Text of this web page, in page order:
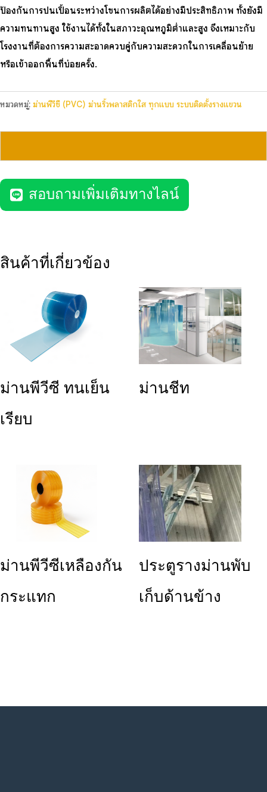
ป้องกันการปนเปื้อนระหว่างโซนการผลิตได้อย่างมีประสิทธิภาพ ทั้งยังมี
ความทนทานสูง ใช้งานได้ทั้งในสภาวะอุณหภูมิต่ำและสูง จึงเหมาะกับ
โรงงานที่ต้องการความสะอาดควบคู่กับความสะดวกในการเคลื่อนย้าย
หรือเข้าออกพื้นที่บ่อยครั้ง.
หมวดหมู่: ม่านพีวีซี (PVC) ม่านริ้วพลาสติกใส ทุกแบบ ระบบติดตั้งรางแขวน
สอบถามเพิ่มเติมทางไลน์
สินค้าที่เกี่ยวข้อง
ม่านพีวีซี ทนเย็น
เรียบ
ม่านชีท
ม่านพีวีซีเหลืองกัน
กระแทก
ประตูรางม่านพับ
เก็บด้านข้าง